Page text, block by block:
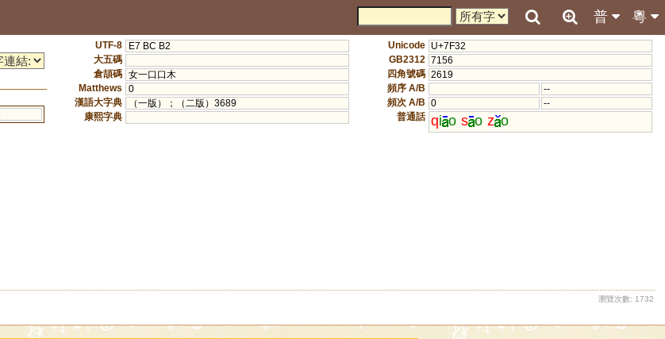
粵
普
UTF-8
E7 BC B2
大五碼
倉頡碼 女一口口木
Matthews
0
漢語大字典
（一版）；（二版）3689
康熙字典
Unicode U+7F32
GB2312 7156
四角號碼 2619
頻序 A/B
--
頻次 A/B 0
--
普通話 qi o s o z o
瀏覽次數: 1732